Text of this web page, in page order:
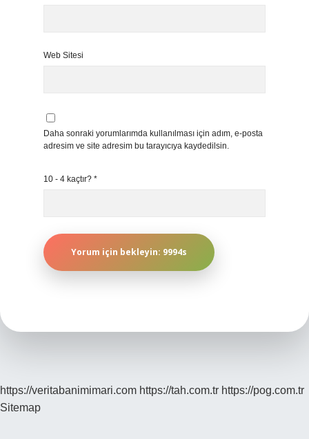
Web Sitesi
Daha sonraki yorumlarımda kullanılması için adım, e-posta
adresim ve site adresim bu tarayıcıya kaydedilsin.
10 - 4 kaçtır? *
https://veritabanimimari.com https://tah.com.tr https://pog.com.tr
Sitemap